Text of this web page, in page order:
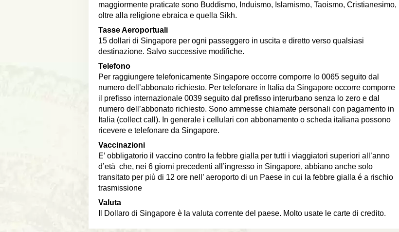
maggiormente praticate sono Buddismo, Induismo, Islamismo, Taoismo, Cristianesimo,
oltre alla religione ebraica e quella Sikh.
Tasse Aeroportuali
15 dollari di Singapore per ogni passeggero in uscita e diretto verso qualsiasi
destinazione. Salvo successive modifiche.
Telefono
Per raggiungere telefonicamente Singapore occorre comporre lo 0065 seguito dal
numero dell’abbonato richiesto. Per telefonare in Italia da Singapore occorre comporre
il prefisso internazionale 0039 seguito dal prefisso interurbano senza lo zero e dal
numero dell’abbonato richiesto. Sono ammesse chiamate personali con pagamento in
Italia (collect call). In generale i cellulari con abbonamento o scheda italiana possono
ricevere e telefonare da Singapore.
Vaccinazioni
E’ obbligatorio il vaccino contro la febbre gialla per tutti i viaggiatori superiori all’anno
d’età che, nei 6 giorni precedenti all’ingresso in Singapore, abbiano anche solo
transitato per più di 12 ore nell’ aeroporto di un Paese in cui la febbre gialla é a rischio
trasmissione
Valuta
Il Dollaro di Singapore è la valuta corrente del paese. Molto usate le carte di credito.